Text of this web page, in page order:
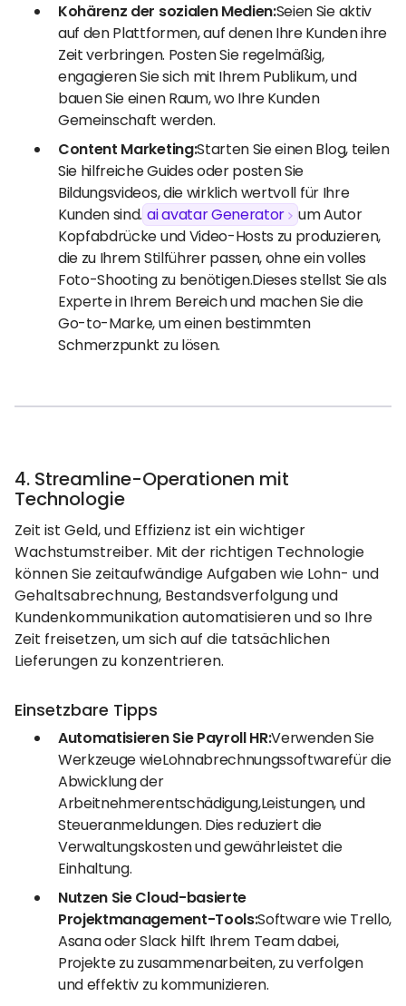
Kohärenz der sozialen Medien:Seien Sie aktiv
auf den Plattformen, auf denen Ihre Kunden ihre
Zeit verbringen. Posten Sie regelmäßig,
engagieren Sie sich mit Ihrem Publikum, und
bauen Sie einen Raum, wo Ihre Kunden
Gemeinschaft werden.
Content Marketing:Starten Sie einen Blog, teilen
Sie hilfreiche Guides oder posten Sie
Bildungsvideos, die wirklich wertvoll für Ihre
Kunden sind. ai avatar Generator
um Autor
Kopfabdrücke und Video-Hosts zu produzieren,
die zu Ihrem Stilführer passen, ohne ein volles
Foto-Shooting zu benötigen.Dieses stellst Sie als
Experte in Ihrem Bereich und machen Sie die
Go-to-Marke, um einen bestimmten
Schmerzpunkt zu lösen.
4. Streamline-Operationen mit
Technologie
Zeit ist Geld, und Effizienz ist ein wichtiger
Wachstumstreiber. Mit der richtigen Technologie
können Sie zeitaufwändige Aufgaben wie Lohn- und
Gehaltsabrechnung, Bestandsverfolgung und
Kundenkommunikation automatisieren und so Ihre
Zeit freisetzen, um sich auf die tatsächlichen
Lieferungen zu konzentrieren.
Einsetzbare Tipps
Automatisieren Sie Payroll HR:Verwenden Sie
Werkzeuge wieLohnabrechnungssoftwarefür die
Abwicklung der
Arbeitnehmerentschädigung,Leistungen, und
Steueranmeldungen. Dies reduziert die
Verwaltungskosten und gewährleistet die
Einhaltung.
Nutzen Sie Cloud-basierte
Projektmanagement-Tools:Software wie Trello,
Asana oder Slack hilft Ihrem Team dabei,
Projekte zu zusammenarbeiten, zu verfolgen
und effektiv zu kommunizieren.